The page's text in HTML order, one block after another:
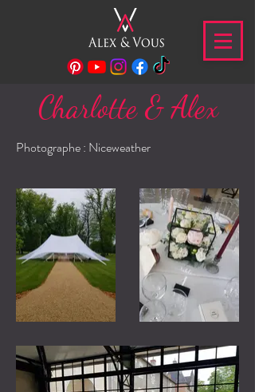
Charlotte & Alex
Photographe : Niceweather